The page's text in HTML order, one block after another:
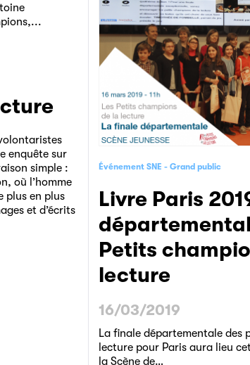
Événement SNE Grand public
Livre Paris 2019 : La finale
Petits
lecture
16/03/2019
La finale départementale des
lecture pour Paris aura lieu
la Scène de…
enquête sur
simple :
où l’homme
plus en plus
et d’écrits